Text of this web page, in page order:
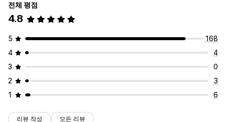
전체 평점
4.8
5
168
4
4
3
0
2
3
1
6
리뷰 작성 모든 리뷰